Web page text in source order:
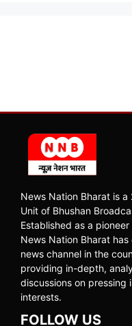
News Nation Bharat is a
Unit of Bhushan
Established as a
News Nation Bharat
news channel in the
providing in-depth,
discussions on pressing
interests.
FOLLOW US